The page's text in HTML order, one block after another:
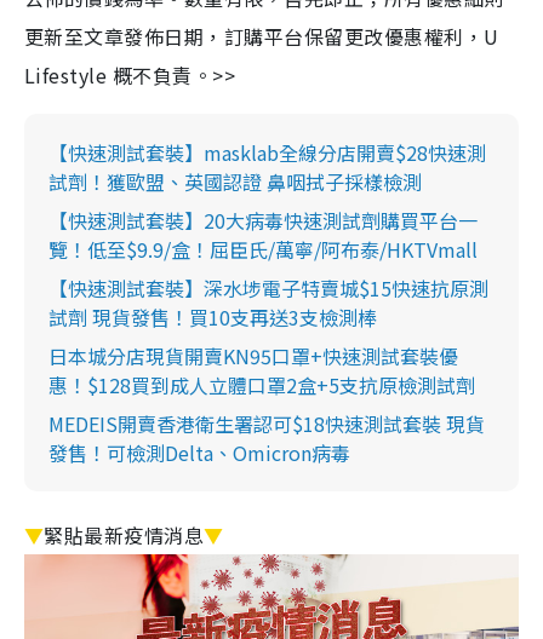
更新至文章發佈日期，訂購平台保留更改優惠權利，U
Lifestyle 概不負責。>>
【快速測試套裝】masklab全線分店開賣$28快速測
試劑！獲歐盟、英國認證 鼻咽拭子採樣檢測
【快速測試套裝】20大病毒快速測試劑購買平台一
覽！低至$9.9/盒！屈臣氏/萬寧/阿布泰/HKTVmall
【快速測試套裝】深水埗電子特賣城$15快速抗原測
試劑 現貨發售！買10支再送3支檢測棒
日本城分店現貨開賣KN95口罩+快速測試套裝優
惠！$128買到成人立體口罩2盒+5支抗原檢測試劑
MEDEIS開賣香港衛生署認可$18快速測試套裝 現貨
發售！可檢測Delta、Omicron病毒
▼緊貼最新疫情消息▼